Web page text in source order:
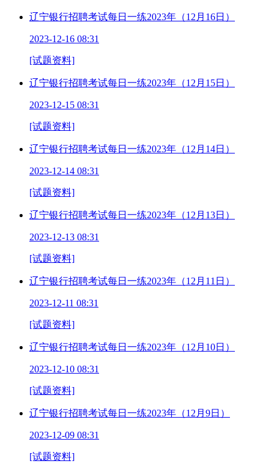
辽宁银行招聘考试每日一练2023年（12月16日）
2023-12-16 08:31
[试题资料]
辽宁银行招聘考试每日一练2023年（12月15日）
2023-12-15 08:31
[试题资料]
辽宁银行招聘考试每日一练2023年（12月14日）
2023-12-14 08:31
[试题资料]
辽宁银行招聘考试每日一练2023年（12月13日）
2023-12-13 08:31
[试题资料]
辽宁银行招聘考试每日一练2023年（12月11日）
2023-12-11 08:31
[试题资料]
辽宁银行招聘考试每日一练2023年（12月10日）
2023-12-10 08:31
[试题资料]
辽宁银行招聘考试每日一练2023年（12月9日）
2023-12-09 08:31
[试题资料]